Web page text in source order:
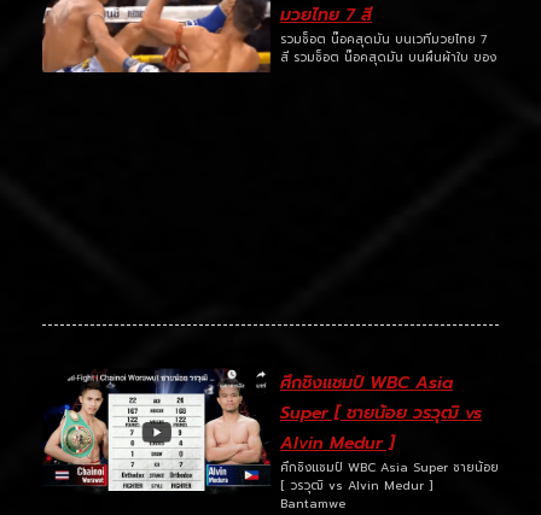
มวยไทย 7 สี
รวมช็อต น๊อคสุดมัน บนเวทีมวยไทย 7
สี รวมช็อต น๊อคสุดมัน บนผืนผ้าใบ ของ
ศึกชิงแชมป์ WBC Asia
Super [ ชายน้อย วรวุฒิ vs
Alvin Medur ]
ศึกชิงแชมป์ WBC Asia Super ชายน้อย
[ วรวุฒิ vs Alvin Medur ]
Bantamwe